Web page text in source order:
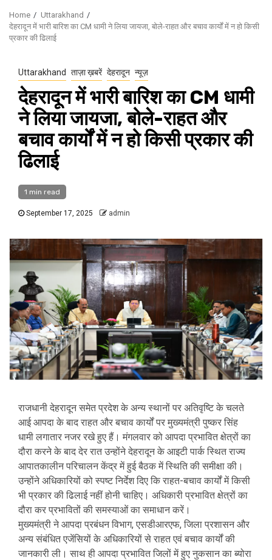
Home
Uttarakhand
देहरादून में भारी बारिश का CM धामी ने लिया जायजा, बोले-राहत और बचाव कार्यों में न हो किसी
प्रकार की ढिलाई
Uttarakhand ताज़ा ख़बरें देहरादून न्यूज़
देहरादून में भारी बारिश का CM धामी
ने लिया जायजा, बोले-राहत और
बचाव कार्यों में न हो किसी प्रकार की
ढिलाई
1 min read
September 17, 2025 admin
राजधानी देहरादून समेत प्रदेश के अन्य स्थानों पर अतिवृष्टि के चलते
आई आपदा के बाद राहत और बचाव कार्यों पर मुख्यमंत्री पुष्कर सिंह
धामी लगातार नजर रखे हुए हैं। मंगलवार को आपदा प्रभावित क्षेत्रों का
दौरा करने के बाद देर रात उन्होंने देहरादून के आइटी पार्क स्थित राज्य
आपातकालीन परिचालन केंद्र में हुई बैठक में स्थिति की समीक्षा की।
उन्होंने अधिकारियों को स्पष्ट निर्देश दिए कि राहत-बचाव कार्यों में किसी
भी प्रकार की ढिलाई नहीं होनी चाहिए। अधिकारी प्रभावित क्षेत्रों का
दौरा कर प्रभावितों की समस्याओं का समाधान करें।
मुख्यमंत्री ने आपदा प्रबंधन विभाग, एसडीआरएफ, जिला प्रशासन और
अन्य संबंधित एजेंसियों के अधिकारियों से राहत एवं बचाव कार्यों की
जानकारी ली। साथ ही आपदा प्रभावित जिलों में हुए नुकसान का ब्योरा